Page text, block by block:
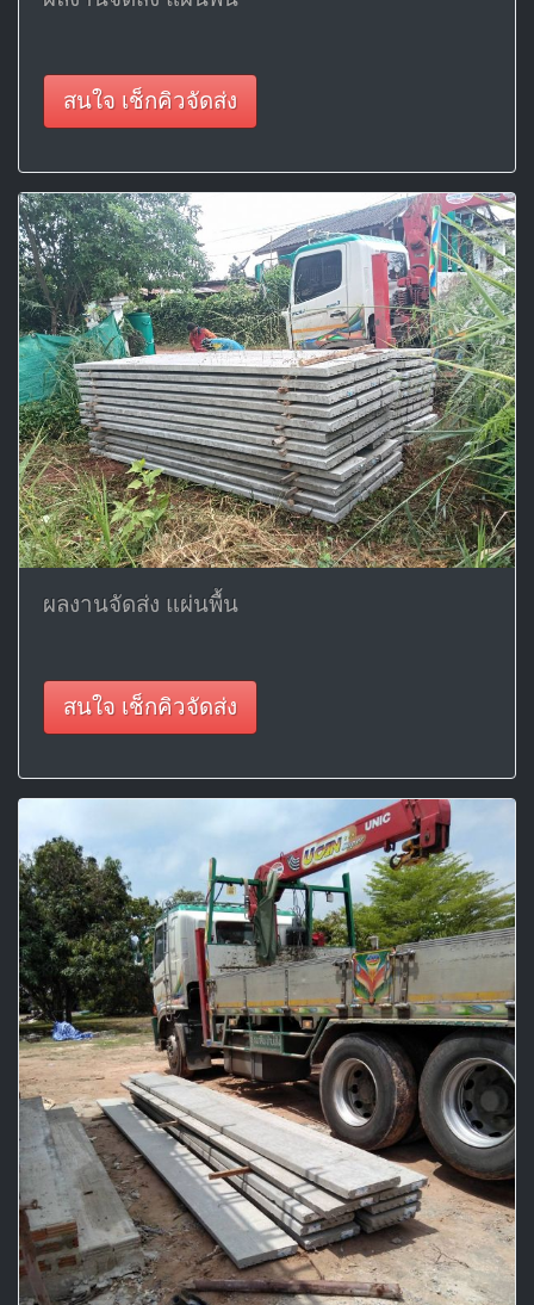
สนใจ เช็กคิวจัดส่ง
ผลงานจัดส่ง แผ่นพื้น
สนใจ เช็กคิวจัดส่ง